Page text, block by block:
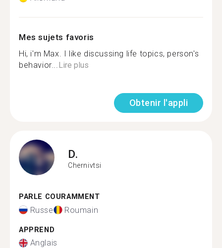
Mes sujets favoris
Hi, i'm Max. I like discussing life topics, person's
behavior...Lire plus
Obtenir l'appli
D.
Chernivtsi
PARLE COURAMMENT
Russe Roumain
APPREND
Anglais